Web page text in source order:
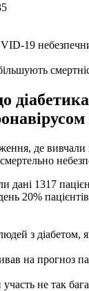
де вивчали
дані 1317
20%
з діабетом,
на прогноз
не так